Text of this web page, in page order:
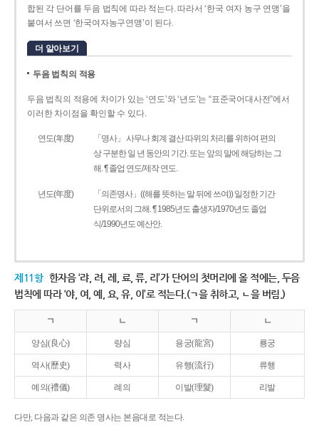
합된 각 단어를 두음 법칙에 따라 적는다. 따라서 ‘한국 여자 농구 연맹’을
붙여서 쓰면 ‘한국여자농구연맹’이 된다.
더 알아보기
두음 법칙의 적용
두음 법칙의 적용에 차이가 있는 ‘연도’와 ‘년도’는 “표준국어대사전”에서
이러한 차이점을 확인할 수 있다.
연도(年度)
「명사」 사무나 회계 결산 따위의 처리를 위하여 편의
상 구분한 일 년 동안의 기간. 또는 앞의 말에 해당하는 그
해. ¶ 졸업 연도/제작 연도.
년도(年度)
「의존명사」((해를 뜻하는 말 뒤에 쓰여)) 일정한 기간
단위로서의 그해. ¶ 1985년도 출생자/1970년도 졸업
식/1990년도 예산안.
제11항 한자음 ‘랴, 려, 례, 료, 류, 리’가 단어의 첫머리에 올 적에는, 두음
법칙에 따라 ‘야, 여, 예, 요, 유, 이’로 적는다.(ㄱ을 취하고, ㄴ을 버림.)
ㄱ ㄴ ㄱ ㄴ
양심(良心) 량심 용궁(龍宮) 룡궁
역사(歷史) 력사 유행(流行) 류행
예의(禮儀) 례의 이발(理髮) 리발
다만, 다음과 같은 의존 명사는 본음대로 적는다.